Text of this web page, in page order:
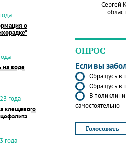
о
на воде
года
клещевого
года
Сергей
ОПРОС
Если вы
Обращусь в
Обращусь в
В
самостоятельно